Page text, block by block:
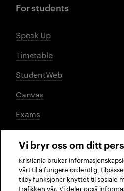
For students
Speak Up
Timetable
StudentWeb
Canvas
Exams
Social media
Vi bryr oss om ditt
Kristiania bruker
vårt til å fungere ordentlig,
tilby funksjoner knyttet til sosiale
trafikken vår. Vi deler også